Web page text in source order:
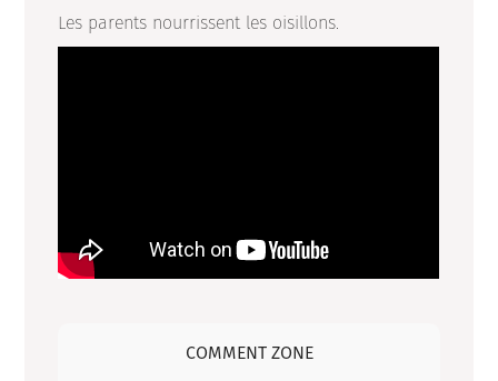
Les parents nourrissent les oisillons.
COMMENT ZONE